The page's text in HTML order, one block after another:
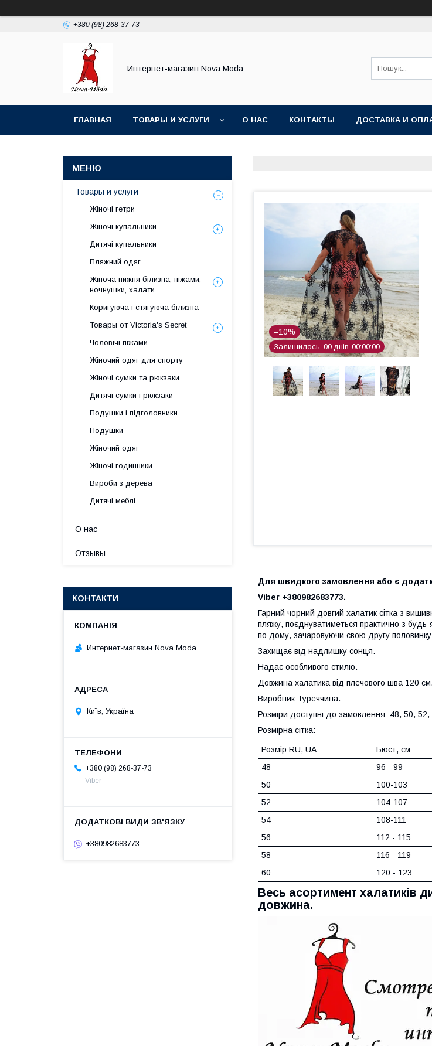
+380 (98) 268-37-73
Интернет-магазин Nova Moda
ГЛАВНАЯ ТОВАРЫ И УСЛУГИ О НАС КОНТАКТЫ ДОСТАВКА И
–10%
Залишилось 00 днів 00 00 00
Для швидкого замовлення або є
Viber +380982683773.
Гарний чорний довгий халатик сітка з
пляжу, поєднуватиметься практично з
по дому, зачаровуючи свою другу
Захищає від надлишку сонця.
Надає особливого стилю.
Довжина халатика від плечового шва 120
Виробник Туреччина.
Розміри доступні до замовлення: 48, 50,
Розмірна сітка:
Розмір RU, UA Бюст, см
48
96 - 99
50
100-103
52
104-107
54
108-111
56
112 - 115
58
116 - 119
60
120 - 123
Весь асортимент халатиків
довжина.
Товары и услуги
Жіночі гетри
Жіночі купальники
Дитячі купальники
Пляжний одяг
Жіноча нижня білизна, піжами,
ночнушки, халати
Коригуюча і стягуюча білизна
Товары от Victoria's Secret
Чоловічі піжами
Жіночий одяг для спорту
Жіночі сумки та рюкзаки
Дитячі сумки і рюкзаки
Подушки і підголовники
Подушки
Жіночий одяг
Жіночі годинники
Вироби з дерева
Дитячі меблі
О нас
Отзывы
КОНТАКТИ
Интернет-магазин Nova Moda
Київ, Україна
+380 (98) 268-37-73
Viber
+380982683773